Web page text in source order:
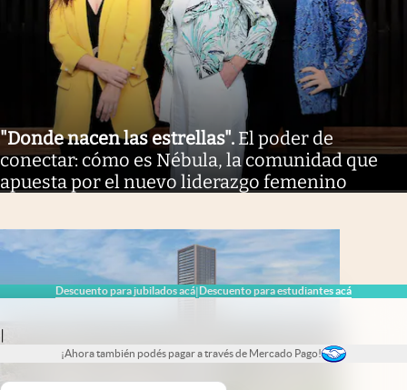
Descuento para jubilados acá|Descuento para estudiantes acá
|
¡Ahora también podés pagar a través de Mercado Pago!
"Donde nacen las estrellas". El poder de
conectar: cómo es Nébula, la comunidad que
apuesta por el nuevo liderazgo femenino